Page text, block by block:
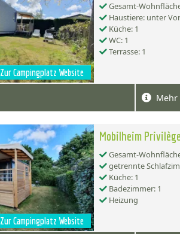
Zur Campingplatz Website
Gesamt-
Haustiere: unter
Küche: 1
WC: 1
Terrasse: 1
Zur Campingplatz Website
Mobilheim
Gesamt-
getrennte
Küche: 1
Badezimmer: 1
Heizung